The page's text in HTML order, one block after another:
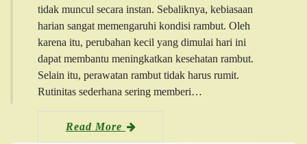
tidak muncul secara instan. Sebaliknya, kebiasaan
harian sangat memengaruhi kondisi rambut. Oleh
karena itu, perubahan kecil yang dimulai hari ini
dapat membantu meningkatkan kesehatan rambut.
Selain itu, perawatan rambut tidak harus rumit.
Rutinitas sederhana sering memberi…
Read More